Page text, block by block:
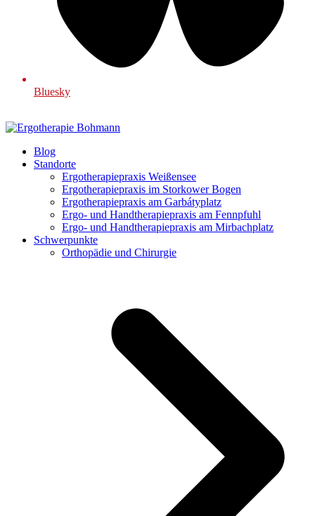
Bluesky
Blog
Standorte
Ergotherapiepraxis Weißensee
Ergotherapiepraxis im Storkower Bogen
Ergotherapiepraxis am Garbátyplatz
Ergo- und Handtherapiepraxis am Fennpfuhl
Ergo- und Handtherapiepraxis am Mirbachplatz
Schwerpunkte
Orthopädie und Chirurgie